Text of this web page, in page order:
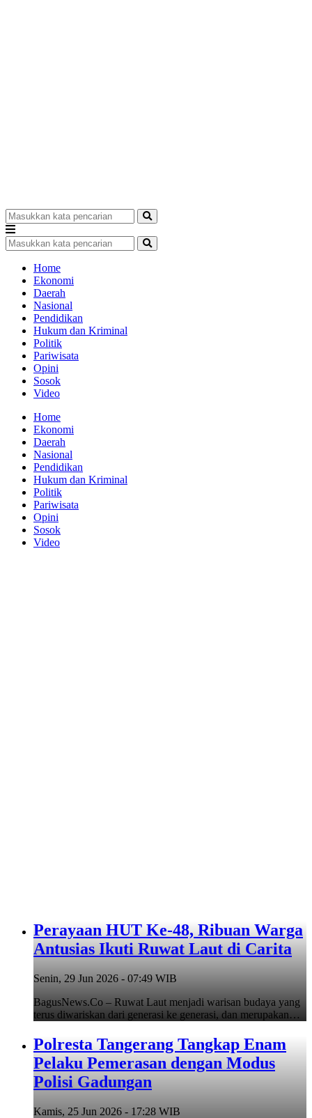
Home
Ekonomi
Daerah
Nasional
Pendidikan
Hukum dan Kriminal
Politik
Pariwisata
Opini
Sosok
Video
Home
Ekonomi
Daerah
Nasional
Pendidikan
Hukum dan Kriminal
Politik
Pariwisata
Opini
Sosok
Video
Perayaan HUT Ke-48, Ribuan Warga
Antusias Ikuti Ruwat Laut di Carita
Senin, 29 Jun 2026 - 07:49 WIB
BagusNews.Co – Ruwat Laut menjadi warisan budaya yang
terus diwariskan dari generasi ke generasi, dan merupakan…
Polresta Tangerang Tangkap Enam
Pelaku Pemerasan dengan Modus
Polisi Gadungan
Kamis, 25 Jun 2026 - 17:28 WIB